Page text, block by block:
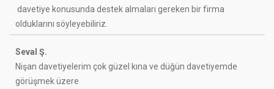
davetiye konusunda destek almaları gereken bir firma
olduklarını söyleyebiliriz.
Seval Ş.
Nişan davetiyelerim çok güzel kına ve düğün davetiyemde
görüşmek üzere